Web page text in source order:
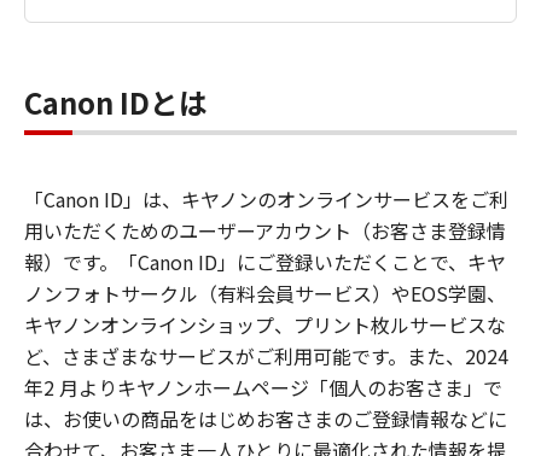
Canon IDとは
「Canon ID」は、キヤノンのオンラインサービスをご利
用いただくためのユーザーアカウント（お客さま登録情
報）です。「Canon ID」にご登録いただくことで、キヤ
ノンフォトサークル（有料会員サービス）やEOS学園、
キヤノンオンラインショップ、プリント枚ルサービスな
ど、さまざまなサービスがご利用可能です。また、2024
年2 月よりキヤノンホームページ「個人のお客さま」で
は、お使いの商品をはじめお客さまのご登録情報などに
合わせて、お客さま一人ひとりに最適化された情報を提